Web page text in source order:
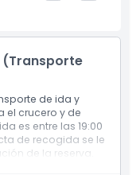
(Transporte
de ida y
el crucero y de
es entre las 19:00
de recogida se le
de la reserva.